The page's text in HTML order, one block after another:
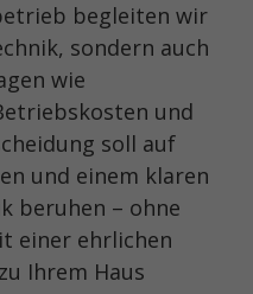
begleiten wir
sondern auch
wie
und
soll auf
und einem klaren
beruhen – ohne
einer ehrlichen
Ihrem Haus